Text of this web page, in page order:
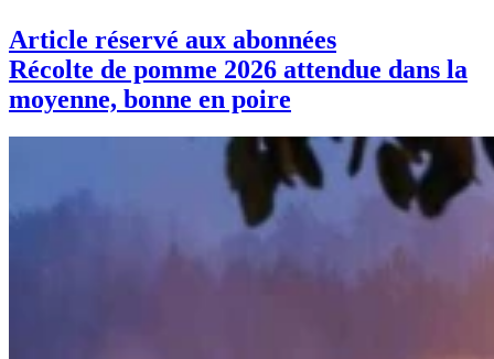
Article réservé aux abonnées
Récolte de pomme 2026 attendue dans la
moyenne, bonne en poire